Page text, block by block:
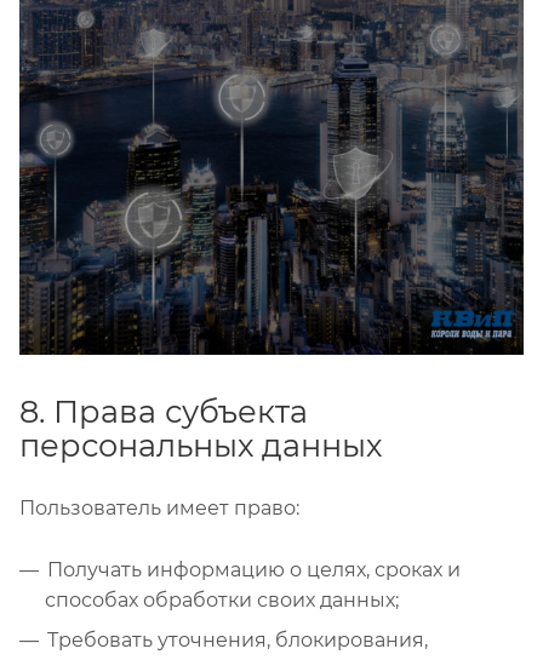
8. Права субъекта
персональных данных
Пользователь имеет право:
Получать информацию о целях, сроках и
способах обработки своих данных;
Требовать уточнения, блокирования,